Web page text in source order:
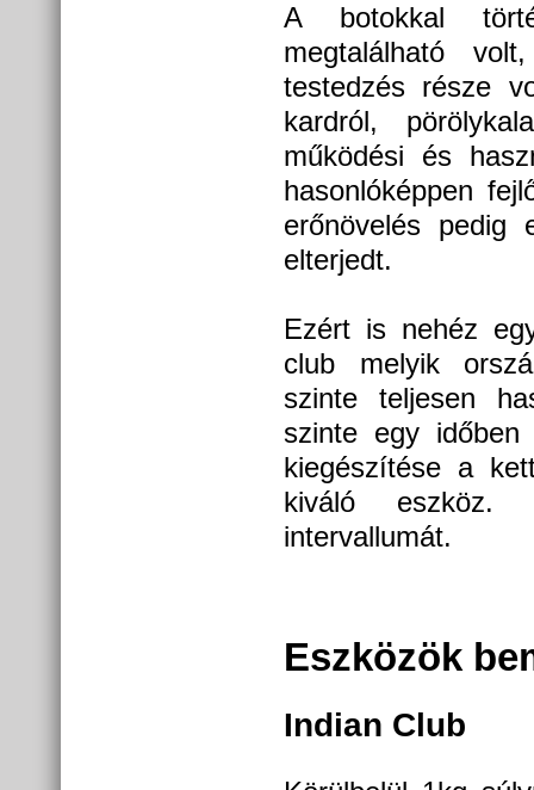
A botokkal
megtalálható
testedzés része
kardról,
működési és
hasonlóképpen
erőnövelés pedig
elterjedt.
Ezért is nehéz
club melyik
szinte teljesen
szinte egy
kiegészítése a
kiváló eszköz.
intervallumát.
Eszközök
Indian Club